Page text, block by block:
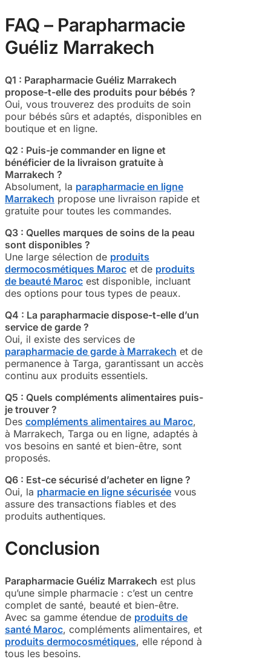
FAQ – Parapharmacie
Guéliz Marrakech
Q1 : Parapharmacie Guéliz Marrakech
propose-t-elle des produits pour bébés ?
Oui, vous trouverez des produits de soin
pour bébés sûrs et adaptés, disponibles en
boutique et en ligne.
Q2 : Puis-je commander en ligne et
bénéficier de la livraison gratuite à
Marrakech ?
Absolument, la parapharmacie en ligne
Marrakech propose une livraison rapide et
gratuite pour toutes les commandes.
Q3 : Quelles marques de soins de la peau
sont disponibles ?
Une large sélection de produits
dermocosmétiques Maroc et de produits
de beauté Maroc est disponible, incluant
des options pour tous types de peaux.
Q4 : La parapharmacie dispose-t-elle d’un
service de garde ?
Oui, il existe des services de
parapharmacie de garde à Marrakech et de
permanence à Targa, garantissant un accès
continu aux produits essentiels.
Q5 : Quels compléments alimentaires puis-
je trouver ?
Des compléments alimentaires au Maroc,
à Marrakech, Targa ou en ligne, adaptés à
vos besoins en santé et bien-être, sont
proposés.
Q6 : Est-ce sécurisé d’acheter en ligne ?
Oui, la pharmacie en ligne sécurisée vous
assure des transactions fiables et des
produits authentiques.
Conclusion
Parapharmacie Guéliz Marrakech est plus
qu’une simple pharmacie : c’est un centre
complet de santé, beauté et bien-être.
Avec sa gamme étendue de produits de
santé Maroc, compléments alimentaires, et
produits dermocosmétiques, elle répond à
tous les besoins.